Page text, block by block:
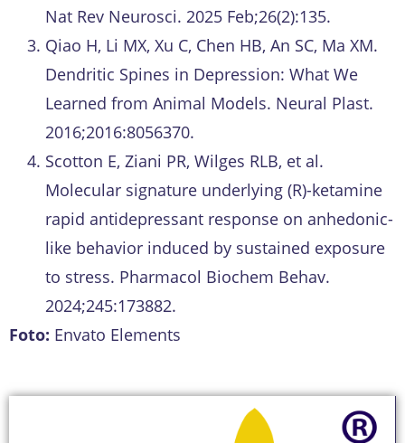
Nat Rev Neurosci. 2025 Feb;26(2):135.
Qiao H, Li MX, Xu C, Chen HB, An SC, Ma XM.
Dendritic Spines in Depression: What We
Learned from Animal Models. Neural Plast.
2016;2016:8056370.
Scotton E, Ziani PR, Wilges RLB, et al.
Molecular signature underlying (R)-ketamine
rapid antidepressant response on anhedonic-
like behavior induced by sustained exposure
to stress. Pharmacol Biochem Behav.
2024;245:173882.
Foto: Envato Elements